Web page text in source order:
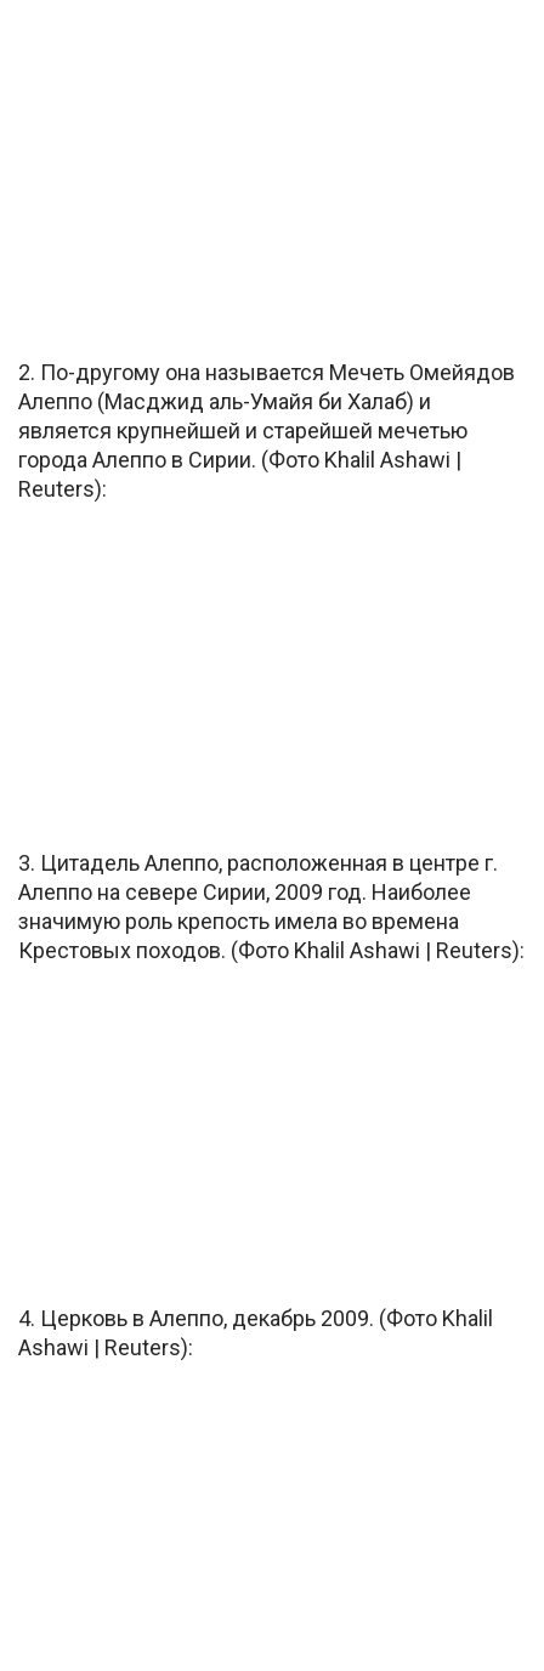
2. По-другому она называется Мечеть Омейядов
Алеппо (Масджид аль-Умайя би Халаб) и
является крупнейшей и старейшей мечетью
города Алеппо в Сирии. (Фото Khalil Ashawi |
Reuters):
3. Цитадель Алеппо, расположенная в центре г.
Алеппо на севере Сирии, 2009 год. Наиболее
значимую роль крепость имела во времена
Крестовых походов. (Фото Khalil Ashawi | Reuters):
4. Церковь в Алеппо, декабрь 2009. (Фото Khalil
Ashawi | Reuters):